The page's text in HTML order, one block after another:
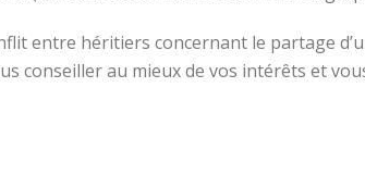
entre héritiers concernant le partage
conseiller au mieux de vos intérêts et